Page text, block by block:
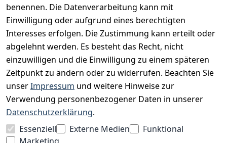
benennen. Die Datenverarbeitung kann mit
Einwilligung oder aufgrund eines berechtigten
Interesses erfolgen. Die Zustimmung kann erteilt oder
abgelehnt werden. Es besteht das Recht, nicht
einzuwilligen und die Einwilligung zu einem späteren
Zeitpunkt zu ändern oder zu widerrufen. Beachten Sie
unserImpressum und weitere Hinweise zur
Verwendung personenbezogener Daten in unserer
Datenschutzerklärung.
Essenziell
Externe Medien
Funktional
Unser Unternehmen
Charity & Wohltätigkeit
BESUCHE UNS
BEQUEM BEZAHLEN MIT